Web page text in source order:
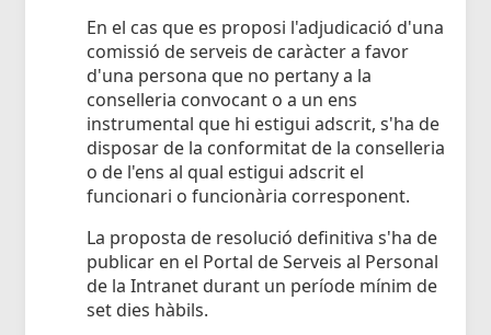
En el cas que es proposi l'adjudicació d'una
comissió de serveis de caràcter a favor
d'una persona que no pertany a la
conselleria convocant o a un ens
instrumental que hi estigui adscrit, s'ha de
disposar de la conformitat de la conselleria
o de l'ens al qual estigui adscrit el
funcionari o funcionària corresponent.
La proposta de resolució definitiva s'ha de
publicar en el Portal de Serveis al Personal
de la Intranet durant un període mínim de
set dies hàbils.